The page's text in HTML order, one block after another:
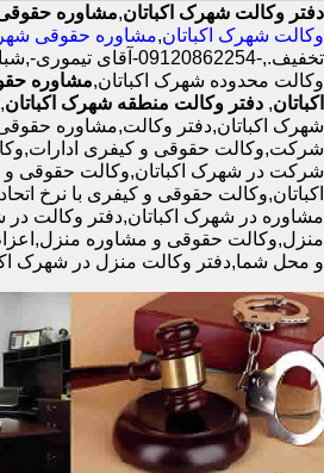
دفتر وکالت شهرک اکباتان,مشاوره
وکالت شهرک اکباتان,مشاوره حقوقی
تخفیف.,-09120862254-
وکالت محدوده شهرک اکباتان,مشاوره
اکباتان, دفتر وکالت منطقه شهرک اکباتان
شهرک اکباتان,دفتر وکالت,مشاوره
شرکت,وکالت حقوقی و کیفری
شرکت در شهرک اکباتان,وکالت حقوقی و
اکباتان,وکالت حقوقی و کیفری با نرخ
مشاوره در شهرک اکباتان,دفتر وکالت در
منزل,وکالت حقوقی و مشاوره
و محل شما,دفتر وکالت منزل در شهرک